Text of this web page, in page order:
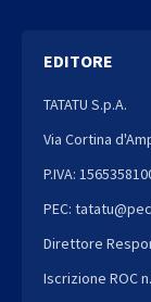
EDITORE
TATATU S.p.A.
Via Cortina
P.IVA:
PEC:
Direttore
Iscrizione ROC